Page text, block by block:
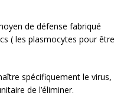
de défense fabriqué
( les plasmocytes pour être
spécifiquement le virus,
de l’éliminer.